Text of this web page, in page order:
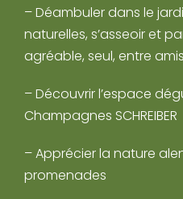
– Déambuler dans le
naturelles, s’asseoir et
agréable, seul, entre
– Découvrir l’espace
Champagnes SCHREIBER
– Apprécier la nature
promenades